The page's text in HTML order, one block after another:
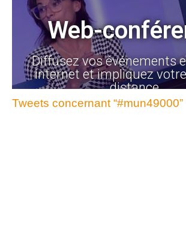
Tweets concernant “#mun49000”